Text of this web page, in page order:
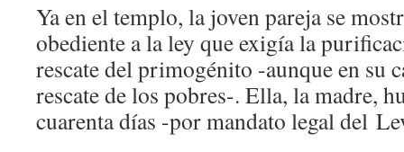
Ya en el templo, la joven pareja se
obediente a la ley que exigía la
rescate del primogénito -aunque en su
rescate de los pobres-. Ella, la madre,
cuarenta días -por mandato legal del